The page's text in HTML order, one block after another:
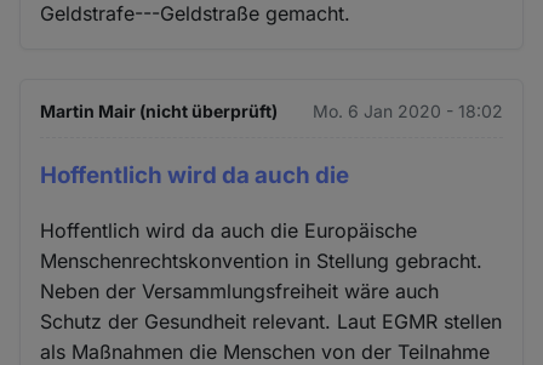
Geldstrafe---Geldstraße gemacht.
Martin Mair (nicht überprüft) Mo. 6 Jan 2020 - 18:02
Hoffentlich wird da auch die
Hoffentlich wird da auch die Europäische
Menschenrechtskonvention in Stellung gebracht.
Neben der Versammlungsfreiheit wäre auch
Schutz der Gesundheit relevant. Laut EGMR stellen
als Maßnahmen die Menschen von der Teilnahme